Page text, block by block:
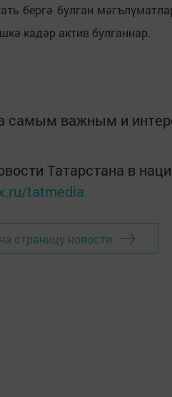
бергә булган
кадәр актив булганнар.
самым важным и
Татарстана в
tatmedia
страницу новости